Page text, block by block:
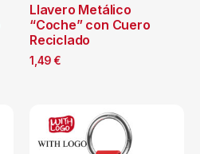
Llavero Metálico
“Coche” con Cuero
Reciclado
1,49 €